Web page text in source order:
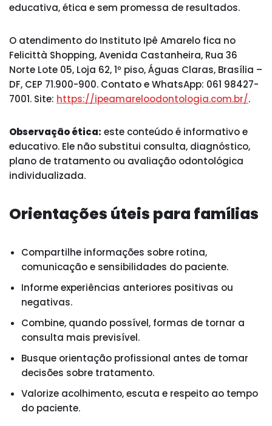
educativa, ética e sem promessa de resultados.
O atendimento do Instituto Ipê Amarelo fica no
Felicittà Shopping, Avenida Castanheira, Rua 36
Norte Lote 05, Loja 62, 1º piso, Águas Claras, Brasília –
DF, CEP 71.900-900. Contato e WhatsApp: 061 98427-
7001. Site: https://ipeamareloodontologia.com.br/.
Observação ética: este conteúdo é informativo e
educativo. Ele não substitui consulta, diagnóstico,
plano de tratamento ou avaliação odontológica
individualizada.
Orientações úteis para famílias
Compartilhe informações sobre rotina,
comunicação e sensibilidades do paciente.
Informe experiências anteriores positivas ou
negativas.
Combine, quando possível, formas de tornar a
consulta mais previsível.
Busque orientação profissional antes de tomar
decisões sobre tratamento.
Valorize acolhimento, escuta e respeito ao tempo
do paciente.